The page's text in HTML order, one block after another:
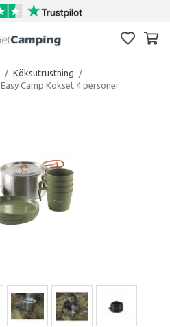
/ Köksutrustning
/
Easy Camp Kokset 4 personer